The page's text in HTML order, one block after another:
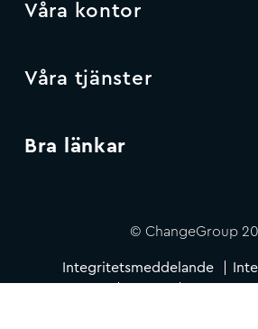
Våra kontor
Våra tjänster
Bra länkar
© ChangeGroup
Integritetsmeddelande